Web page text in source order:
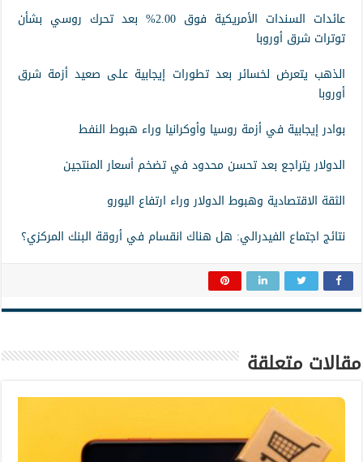
عائدات السندات الأمريكية فوق 2.00% بعد تحرك روسي بشأن
توترات شرق أوروبا
الذهب يتعرض لخسائر بعد تطورات إيجابية على صعيد أزمة شرق
أوروبا
بوادر إيجابية في أزمة روسيا وأوكرانيا وراء هبوط النفط
الدولار يتراجع بعد تحسن محدود في تضخم أسعار المنتجين
الثقة الاقتصادية وهبوط الدولار وراء ارتفاع اليورو
نتائج اجتماع الفيدرالي: هل هناك انقسام في أروقة البنك المركزي؟
مقالات متعلقة